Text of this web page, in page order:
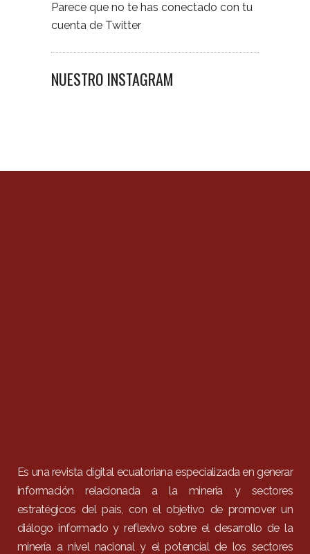
Parece que no te has conectado con tu
cuenta de Twitter
NUESTRO INSTAGRAM
Es una revista digital ecuatoriana especializada en generar
información relacionada a la minería y sectores
estratégicos del país, con el objetivo de promover un
diálogo informado y reflexivo sobre el desarrollo de la
minería a nivel nacional y el potencial de los sectores